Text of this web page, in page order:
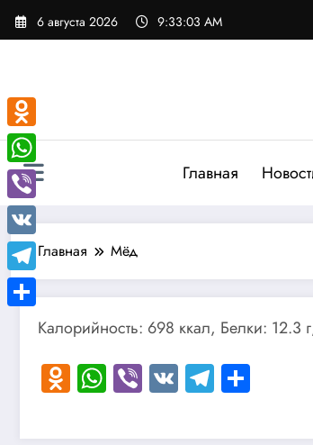
Перейти
6 августа 2026 9:33:04 AM
Главная
Главная Мёд
Калорийность: 698 ккал, Белки:
Odnoklassniki
WhatsApp
Viber
VKTelegram
Odnoklassniki
WhatsApp
Viber
VK
Telegram
Отправить